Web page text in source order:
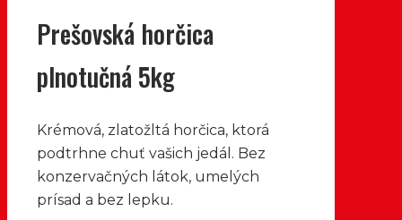
Prešovská horčica
plnotučná 5kg
Krémová, zlatožltá horčica, ktorá
podtrhne chuť vašich jedál. Bez
konzervačných látok, umelých
prísad a bez lepku.